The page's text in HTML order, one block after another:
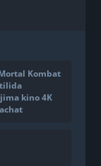
Kombat
tilida
kino 4K